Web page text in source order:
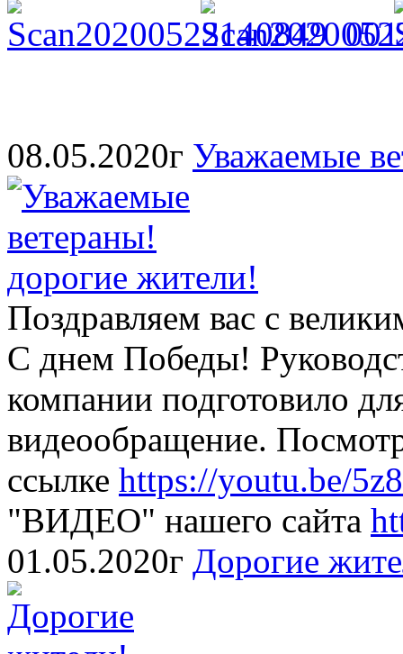
08.05.2020г Уважаемые
Поздравляем вас с
С днем Победы!
компании подготовило
видеообращение.
ссылке https://youtu.be/
"ВИДЕО" нашего сайта
01.05.2020г Дорогие